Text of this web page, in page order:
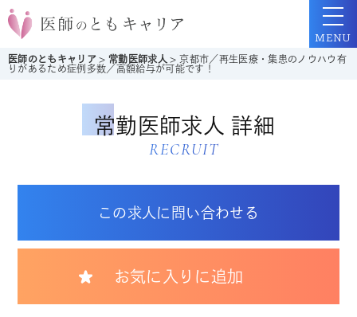
医師のともキャリア >常勤医師求人 >京都市／再生医療・集患のノウハウ有
りがあるため症例多数／高額給与が可能です！
MENU
常勤医師求人 詳細
RECRUIT
この求人に問い合わせる
お気に入りに追加